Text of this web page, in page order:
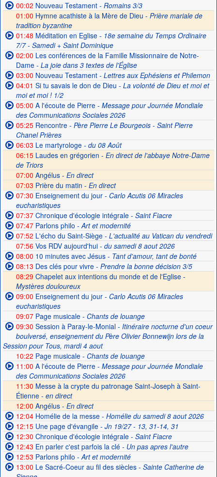
00:02 Nouveau Testament- Romains 3/3
01:00 Hymne acathiste à la Mère de Dieu - Prière mariale de
tradition byzantine
01:48 Méditation en Eglise- 18e semaine du Temps Ordinaire
7/7 - Samedi + Saint Dominique
02:00 Les conférences de la Famille Missionnaire de Notre-
Dame- La joie dans 3 textes de l'Église
03:00 Nouveau Testament- Lettres aux Ephésiens et Philemon
04:01 Si tu savais le don de Dieu - La volonté de Dieu et moi et
moi et moi ! 1/2
05:00 A l'écoute de Pierre- Message pour Journée Mondiale
des Communications Sociales 2026
05:25Rencontre- Père Pierre Le Bourgeois - Saint Pierre
Chanel Prières
06:03 Le martyrologe- du 08 Août
06:15Laudes en grégorien - En direct de l'abbaye Notre-Dame
de Triors
07:00 Angélus - En direct
07:03 Prière du matin - En direct
07:30 Enseignement du jour- Carlo Acutis 06 Miracles
eucharistiques
07:37Chronique d'écologie intégrale- Saint Fiacre
07:47Parlons philo - Art et modernité
07:52 L'écho du Saint-Siège- L'actualité au Vatican du vendredi
07:56Vos RDV aujourd'hui- du samedi 8 aout 2026
08:00 10 minutes avec Jésus- Tant d'amour, tant de bonté
08:13 Des clés pour vivre- Prendre la bonne décision 3/5
08:29 Chapelet aux intentions du monde et de l'Eglise -
Mystères douloureux
09:00 Enseignement du jour- Carlo Acutis 06 Miracles
eucharistiques
09:07Page musicale- Chants de louange
09:30 Session à Paray-le-Monial- Itinéraire nocturne d'un coeur
boulversé, enseignement du Père Olivier Bonnewijn lors de la
Session pour Tous, mardi 4 aout
10:22 Page musicale- Chants de louange
11:00 A l'écoute de Pierre- Message pour Journée Mondiale
des Communications Sociales 2026
11:30 Messe à la crypte du patronage Saint-Joseph à Saint-
Étienne - en direct
12:00 Angélus - En direct
12:04Homélie de la messe- Homélie du samedi 8 aout 2026
12:15Une page d'évangile- Jn 19/27 - 13, 31-14, 31
12:30 Chronique d'écologie intégrale- Saint Fiacre
12:43 En parler c'est parfois la clé- Un pas apres l'autre
12:53 Parlons philo - Art et modernité
13:00 Le Sacré-Coeur au fil des siècles- Sainte Catherine de